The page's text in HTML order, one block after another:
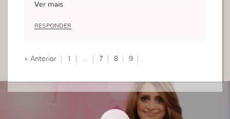
Taísa Nunes
Ver mais
RESPONDER
« Anterior 1 … 7 8 9